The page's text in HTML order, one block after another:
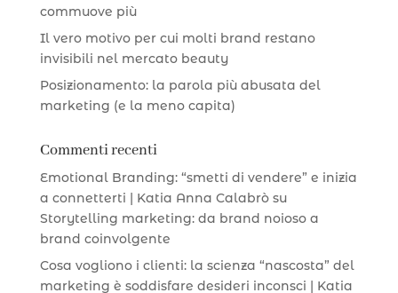
commuove più
Il vero motivo per cui molti brand restano
invisibili nel mercato beauty
Posizionamento: la parola più abusata del
marketing (e la meno capita)
Commenti recenti
Emotional Branding: “smetti di vendere” e inizia
a connetterti | Katia Anna Calabròsu
Storytelling marketing: da brand noioso a
brand coinvolgente
Cosa vogliono i clienti: la scienza “nascosta” del
marketing è soddisfare desideri inconsci | Katia